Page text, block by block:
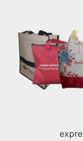
content